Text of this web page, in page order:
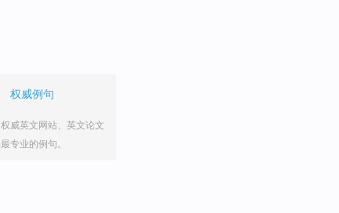
权威例句
威英文网站、英文论文
专业的例句。